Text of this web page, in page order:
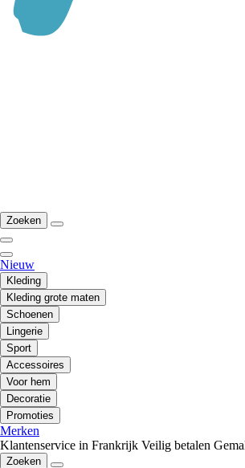
Zoeken
Nieuw
Kleding
Kleding grote maten
Schoenen
Lingerie
Sport
Accessoires
Voor hem
Decoratie
Promoties
Merken
Klantenservice in Frankrijk Veilig betalen
Zoeken